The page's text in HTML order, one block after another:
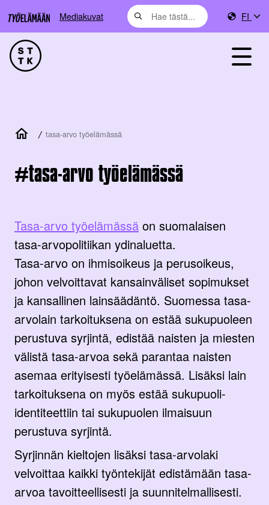
Mediakuvat FI
/ tasa-arvo työelämässä
tasa-arvo työelämässä
Tasa-arvo työelämässä on suomalaisen
tasa-arvopolitiikan ydinaluetta.
Tasa-arvo on ihmisoikeus ja perusoikeus,
johon velvoittavat kansainväliset sopimukset
ja kansallinen lainsäädäntö. Suomessa tasa-
arvolain tarkoituksena on estää sukupuoleen
perustuva syrjintä, edistää naisten ja miesten
välistä tasa-arvoa sekä parantaa naisten
asemaa erityisesti työelämässä. Lisäksi lain
tarkoituksena on myös estää sukupuoli-
identiteettiin tai sukupuolen ilmaisuun
perustuva syrjintä.
Syrjinnän kieltojen lisäksi tasa-arvolaki
velvoittaa kaikki työntekijät edistämään tasa-
arvoa tavoitteellisesti ja suunnitelmallisesti.